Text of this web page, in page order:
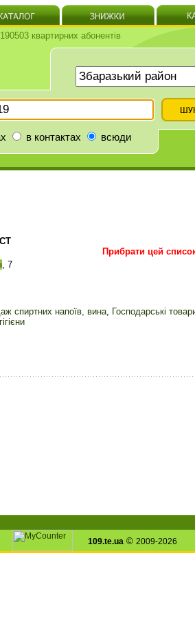
квартирних абонентів
в контактах всюди
Прибрати цей
, 7
спиртних напоїв, вина, Господарські
109.te.ua © 2009-2026